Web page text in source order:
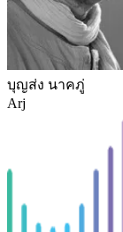
บุญส่ง นาคภู่
Arj